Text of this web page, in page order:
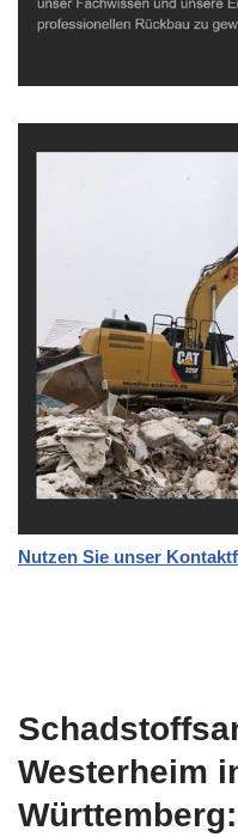
Nutzen Sie unser
Westerheim